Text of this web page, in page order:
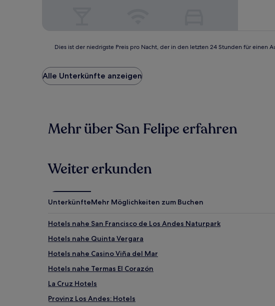
niedrigste
Preis
den
einen
Aufenthalt
1 Übernachtung
von
wurde.
Preise
und
Verfügbarkeiten
sich
ändern.
Es
können
Dies ist der niedrigste Preis pro Nacht, der in den letzten 24 Stunden für einen
Alle Unterkünfte anzeigen
Mehr über San Felipe erfahren
Weiter erkunden
UnterkünfteMehr Möglichkeiten zum Buchen
Hotels nahe San Francisco de Los Andes Naturpark
Hotels nahe Quinta Vergara
Hotels nahe Casino Viña del Mar
Hotels nahe Termas El Corazón
La Cruz Hotels
Provinz Los Andes: Hotels